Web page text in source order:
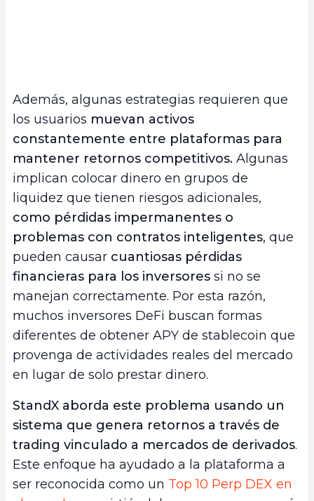
Además, algunas estrategias requieren que
los usuarios muevan activos
constantemente entre plataformas para
mantener retornos competitivos. Algunas
implican colocar dinero en grupos de
liquidez que tienen riesgos adicionales,
como pérdidas impermanentes o
problemas con contratos inteligentes, que
pueden causar cuantiosas pérdidas
financieras para los inversores si no se
manejan correctamente. Por esta razón,
muchos inversores DeFi buscan formas
diferentes de obtener APY de stablecoin que
provenga de actividades reales del mercado
en lugar de solo prestar dinero.
StandX aborda este problema usando un
sistema que genera retornos a través de
trading vinculado a mercados de derivados.
Este enfoque ha ayudado a la plataforma a
ser reconocida como un Top 10 Perp DEX en